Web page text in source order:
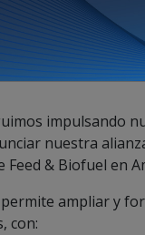
impulsando
nuestra
& Biofuel en
ampliar y
con: